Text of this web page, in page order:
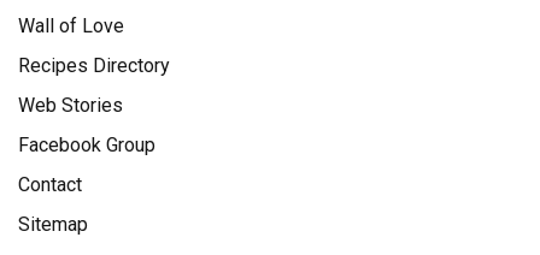
Wall of Love
Recipes Directory
Web Stories
Facebook Group
Contact
Sitemap